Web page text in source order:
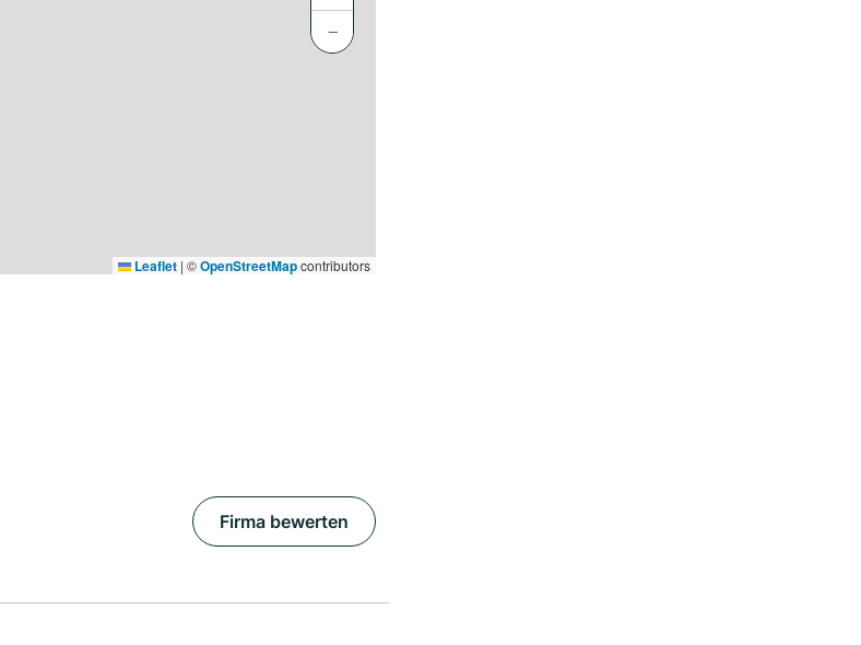
−
Leaflet | ©OpenStreetMapcontributors
Firma bewerten